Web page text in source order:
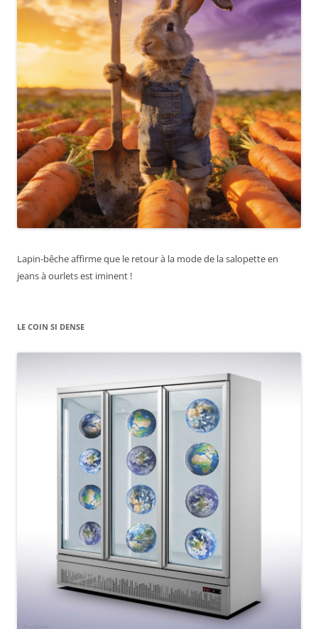
Lapin-bêche affirme que le retour à la mode de la salopette en
jeans à ourlets est iminent !
LE COIN SI DENSE